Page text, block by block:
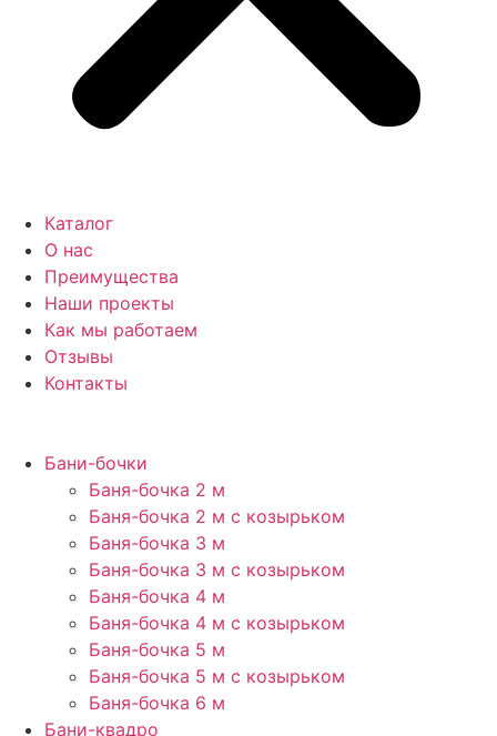
Каталог
О нас
Преимущества
Наши проекты
Как мы работаем
Отзывы
Контакты
Бани-бочки
Баня-бочка 2 м
Баня-бочка 2 м с козырьком
Баня-бочка 3 м
Баня-бочка 3 м с козырьком
Баня-бочка 4 м
Баня-бочка 4 м с козырьком
Баня-бочка 5 м
Баня-бочка 5 м с козырьком
Баня-бочка 6 м
Бани-квадро